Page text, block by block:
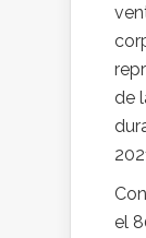
de
el